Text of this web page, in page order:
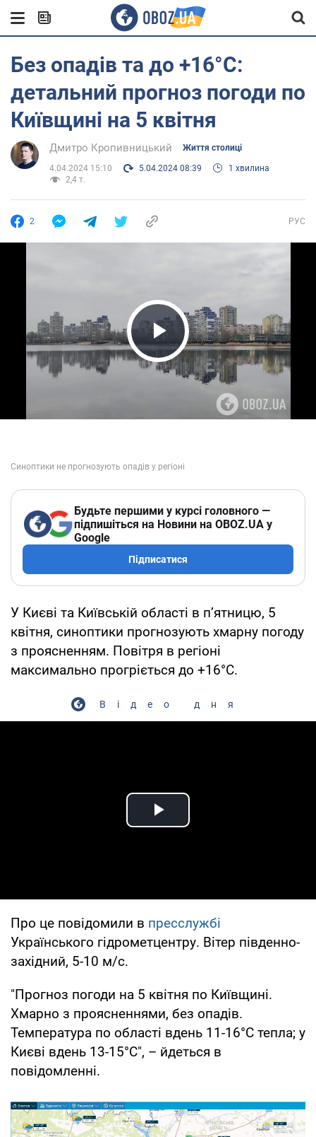
Без опадів та до +16°С:
детальний прогноз погоди по
Київщині на 5 квітня
Дмитро Кропивницький Життя столиці
4.04.2024 15:10 5.04.2024 08:39
1 хвилина
2,4 т.
2 РУС
Play Video
Будьте першими у курсі головного —
підпишіться на Новини на OBOZ.UA у
Google
Підписатися
У Києві та Київській області в п’ятницю, 5
квітня, синоптики прогнозують хмарну погоду
з проясненням. Повітря в регіоні
максимально прогріється до +16°С.
Відео дня
Play Video
Про це повідомили в пресслужбі
Українського гідрометцентру. Вітер південно-
західний, 5-10 м/с.
"Прогноз погоди на 5 квітня по Київщині.
Хмарно з проясненнями, без опадів.
Температура по області вдень 11-16°С тепла; у
Києві вдень 13-15°С", – йдеться в
повідомленні.